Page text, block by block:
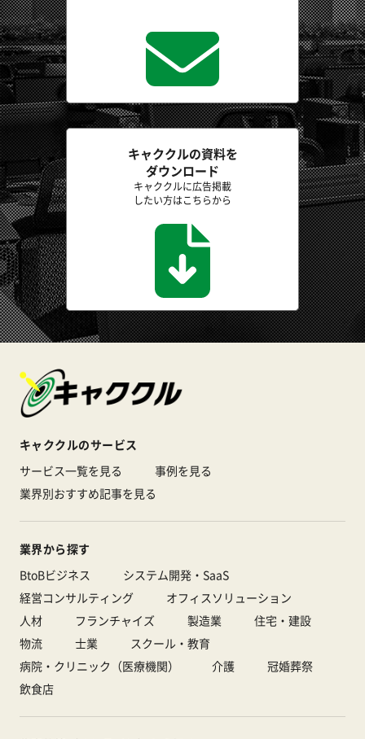
キャククルの資料を
ダウンロード
キャククルに広告掲載
したい方はこちらから
キャククルのサービス
サービス一覧を見る
事例を見る
業界別おすすめ記事を見る
業界から探す
BtoBビジネス
システム開発・SaaS
経営コンサルティング
オフィスソリューション
人材
フランチャイズ 製造業
住宅・建設
物流
士業
スクール・教育
病院・クリニック（医療機関）
介護
冠婚葬祭
飲食店